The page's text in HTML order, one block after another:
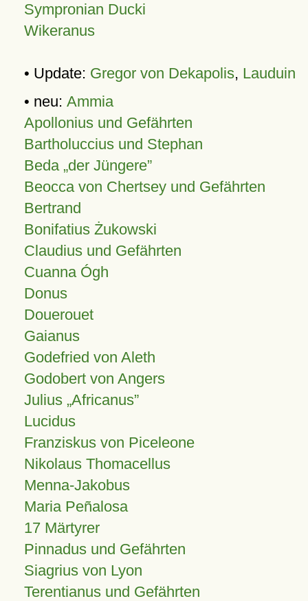
Sympronian Ducki
Wikeranus
• Update: Gregor von Dekapolis, Lauduin
• neu: Ammia
Apollonius und Gefährten
Bartholuccius und Stephan
Beda „der Jüngere”
Beocca von Chertsey und Gefährten
Bertrand
Bonifatius Żukowski
Claudius und Gefährten
Cuanna Ógh
Donus
Douerouet
Gaianus
Godefried von Aleth
Godobert von Angers
Julius Africanus
Lucidus
Franziskus von Piceleone
Nikolaus Thomacellus
Menna-Jakobus
Maria Peñalosa
17 Märtyrer
Pinnadus und Gefährten
Siagrius von Lyon
Terentianus und Gefährten